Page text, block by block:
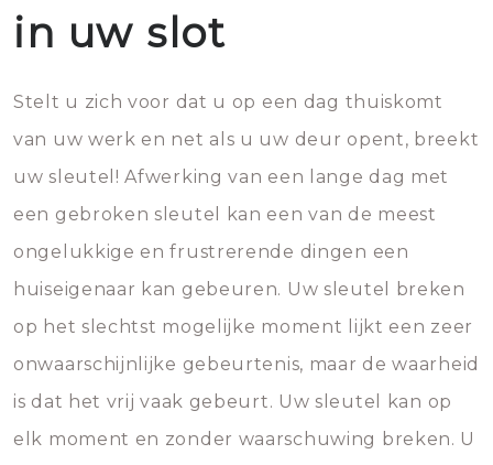
in uw slot
Stelt u zich voor dat u op een dag thuiskomt
van uw werk en net als u uw deur opent, breekt
uw sleutel! Afwerking van een lange dag met
een gebroken sleutel kan een van de meest
ongelukkige en frustrerende dingen een
huiseigenaar kan gebeuren. Uw sleutel breken
op het slechtst mogelijke moment lijkt een zeer
onwaarschijnlijke gebeurtenis, maar de waarheid
is dat het vrij vaak gebeurt. Uw sleutel kan op
elk moment en zonder waarschuwing breken. U